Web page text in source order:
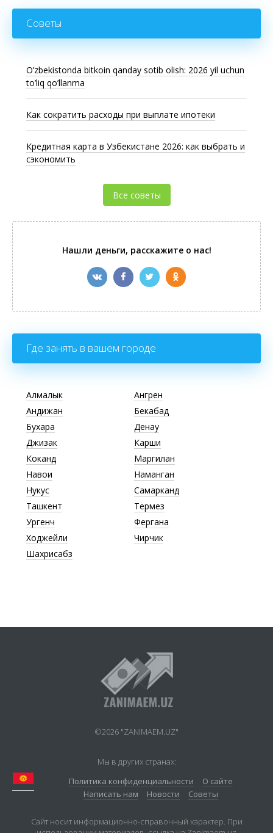
Советы
O’zbekistonda bitkoin qanday sotib olish: 2026 yil uchun
to’liq qo’llanma
Как сократить расходы при выплате ипотеки
Кредитная карта в Узбекистане 2026: как выбрать и
сэкономить
Все советы
Нашли деньги, расскажите о нас!
Где занять в вашем городе
Алмалык
Ангрен
Андижан
Бекабад
Бухара
Денау
Джизак
Карши
Коканд
Маргилан
Навои
Наманган
Нукус
Самарканд
Ташкент
Термез
Ургенч
Фергана
Ходжейли
Чирчик
Шахрисабз
©2026 "ZANIMAEM.UZ"
Мы в других странах:
Политика конфиденциальности
О сайте
Написать нам
Новости Советы
Сайт носит информационно-справочный характер. При